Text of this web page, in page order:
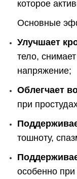
которое
Основные
Улучшает
тело,
напряжение;
Облегчает
при
тошноту,
особенно при